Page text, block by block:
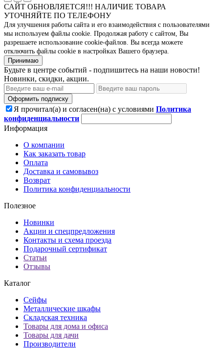
САЙТ ОБНОВЛЯЕТСЯ!!! НАЛИЧИЕ ТОВАРА
УТОЧНЯЙТЕ ПО ТЕЛЕФОНУ
Для улучшения работы сайта и его взаимодействия с пользователями
мы используем файлы cookie. Продолжая работу с сайтом, Вы
разрешаете использование cookie-файлов. Вы всегда можете
отключить файлы cookie в настройках Вашего браузера.
Принимаю
Будьте в центре событий - подпишитесь на наши новости!
Новинки, скидки, акции.
Оформить подписку
Я прочитал(а) и согласен(на) с условиями Политика
конфиденциальности
Информация
О компании
Как заказать товар
Оплата
Доставка и самовывоз
Возврат
Политика конфиденциальности
Полезное
Новинки
Акции и спецпредложения
Контакты и схема проезда
Подарочный сертификат
Статьи
Отзывы
Каталог
Сейфы
Металлические шкафы
Складская техника
Товары для дома и офиса
Товары для дачи
Производители